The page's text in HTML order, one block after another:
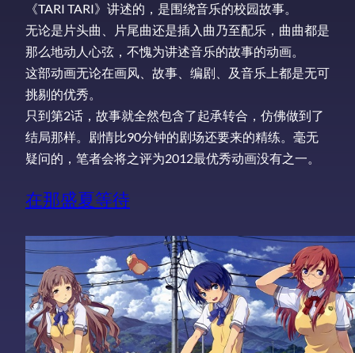
《TARI TARI》讲述的，是围绕音乐的校园故事。
无论是片头曲、片尾曲还是插入曲乃至配乐，曲曲都是
那么地动人心弦，不愧为讲述音乐的故事的动画。
这部动画无论在画风、故事、编剧、及音乐上都是无可
挑剔的优秀。
只到第2话，故事就全然包含了起承转合，仿佛做到了
结局那样。剧情比90分钟的剧场还要来的精练。毫无
疑问的，笔者会将之评为2012最优秀动画没有之一。
在那盛夏等待